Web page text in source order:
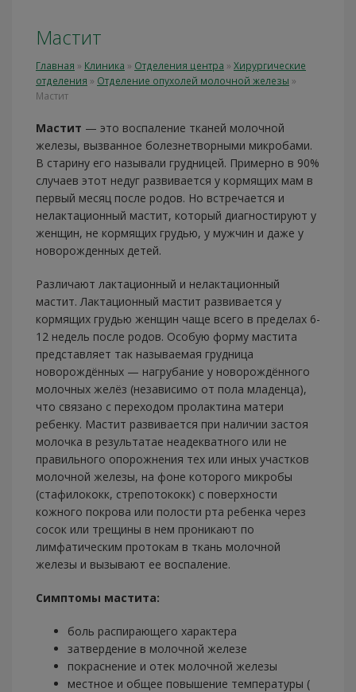
Мастит
Главная » Клиника » Отделения центра » Хирургические
отделения » Отделение опухолей молочной железы »
Мастит
Мастит — это воспаление тканей молочной
железы, вызванное болезнетворными микробами.
В старину его называли грудницей. Примерно в 90%
случаев этот недуг развивается у кормящих мам в
первый месяц после родов. Но встречается и
нелактационный мастит, который диагностируют у
женщин, не кормящих грудью, у мужчин и даже у
новорожденных детей.
Различают лактационный и нелактационный
мастит. Лактационный мастит развивается у
кормящих грудью женщин чаще всего в пределах 6-
12 недель после родов. Особую форму мастита
представляет так называемая грудница
новорождённых — нагрубание у новорождённого
молочных желёз (независимо от пола младенца),
что связано с переходом пролактина матери
ребенку. Мастит развивается при наличии застоя
молочка в результатае неадекватного или не
правильного опорожнения тех или иных участков
молочной железы, на фоне которого микробы
(стафилококк, стрепотококк) с поверхности
кожного покрова или полости рта ребенка через
сосок или трещины в нем проникают по
лимфатическим протокам в ткань молочной
железы и вызывают ее воспаление.
Симптомы мастита:
боль распирающего характера
затвердение в молочной железе
покраснение и отек молочной железы
местное и общее повышение температуры (